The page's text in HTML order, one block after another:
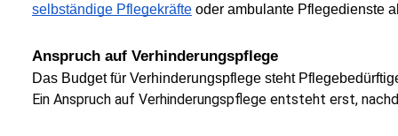
selbständige Pflegekräfte oder ambulante Pflegedienste
Anspruch auf Verhinderungspflege
Das Budget für Verhinderungspflege steht
Ein Anspruch auf Verhinderungspflege entsteht erst,